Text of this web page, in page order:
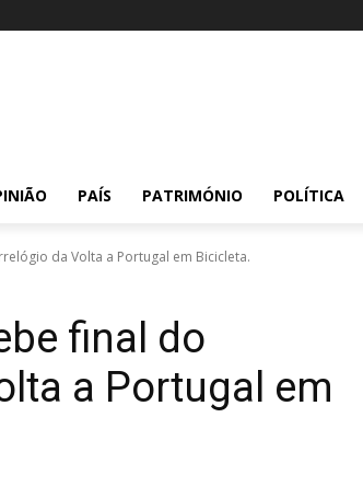
PAÍS PATRIMÓNIO POLÍTICA
da Volta a Portugal em Bicicleta.
final do
a Portugal em